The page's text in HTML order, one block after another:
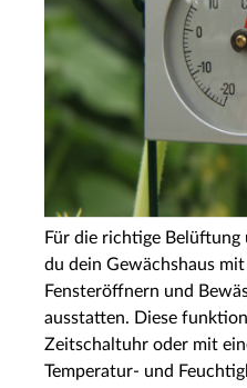
Für die richtige Belüftung
du dein Gewächshaus
Fensteröffnern und
ausstatten. Diese
Zeitschaltuhr oder mit
Temperatur- und